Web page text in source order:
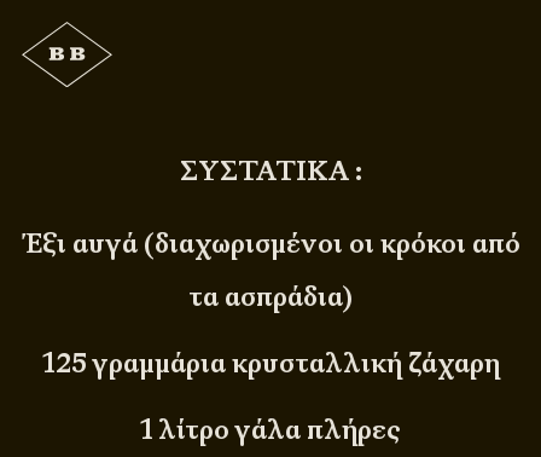
ΣΥΣΤΑΤΙΚΑ :
Έξι αυγά (διαχωρισμένοι οι κρόκοι από
τα ασπράδια)
125 γραμμάρια κρυσταλλική ζάχαρη
1 λίτρο γάλα πλήρες